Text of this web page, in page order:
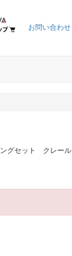
お問い合わせ
グセット クレール